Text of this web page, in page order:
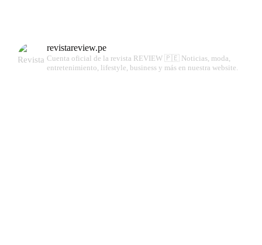
revistareview.pe
Cuenta oficial de la revista REVIEW 🇵🇪 Noticias, moda,
entretenimiento, lifestyle, business y más en nuestra website.